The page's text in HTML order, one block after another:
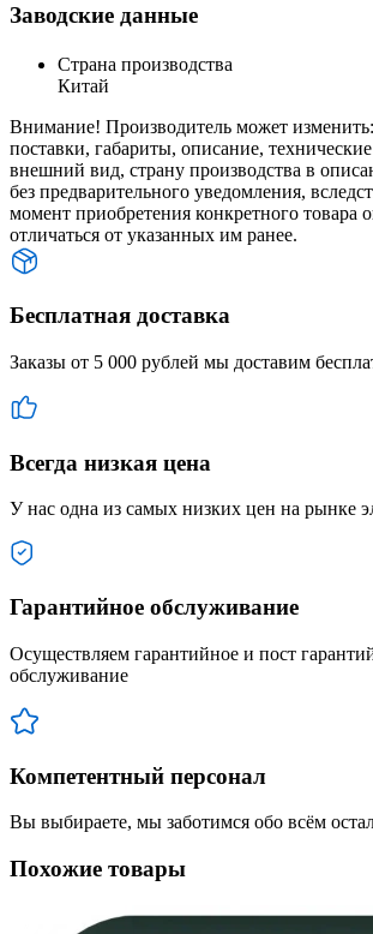
Заводские данные
Страна производства
Китай
Внимание! Производитель может
поставки, габариты, описание,
внешний вид, страну производства в
без предварительного уведомления,
момент приобретения конкретного товара
отличаться от указанных им ранее.
Бесплатная доставка
Заказы от 5 000 рублей мы доставим
Всегда низкая цена
У нас одна из самых низких цен на рынке
Гарантийное обслуживание
Осуществляем гарантийное и пост
обслуживание
Компетентный персонал
Вы выбираете, мы заботимся обо всём
Похожие товары